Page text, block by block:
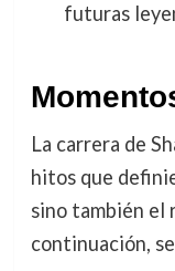
futuras
La carrera de
hitos que
sino también el
continuación,